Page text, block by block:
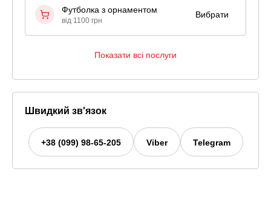
Футболка з орнаментом
від 1100 грн
Вибрати
Показати всі послуги
Швидкий зв'язок
+38 (099) 98-65-205 Viber Telegram